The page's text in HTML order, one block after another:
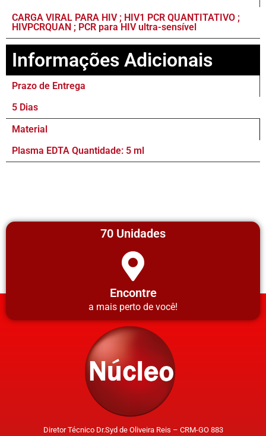
CARGA VIRAL PARA HIV ; HIV1 PCR QUANTITATIVO ;
HIVPCRQUAN ; PCR para HIV ultra-sensível
Informações Adicionais
Prazo de Entrega
5 Dias
Material
Plasma EDTA Quantidade: 5 ml
70 Unidades
Encontre
a mais perto de você!
Diretor Técnico Dr.Syd de Oliveira Reis – CRM-GO 883